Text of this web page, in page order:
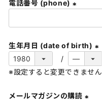
電話番号 (phone)
必
須
)
生年月日 (date of birth)
(
必
※設定すると変更できません
メールマガジンの購読